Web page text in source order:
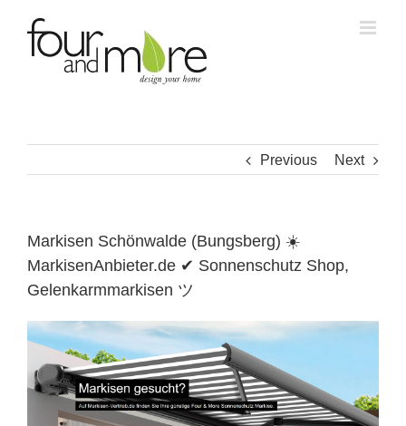
content
Previous Next
Markisen Schönwalde (Bungsberg) ☀️
MarkisenAnbieter.de ✔ Sonnenschutz Shop,
Gelenkarmmarkisen ツ